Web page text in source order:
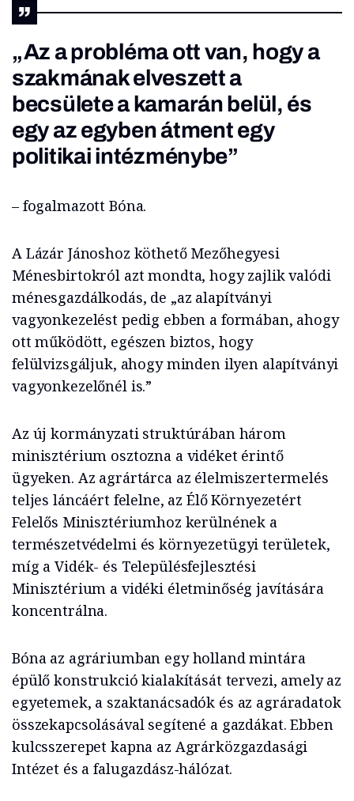
„Az a probléma ott van, hogy a
szakmának elveszett a
becsülete a kamarán belül, és
egy az egyben átment egy
politikai intézménybe”
– fogalmazott Bóna.
A Lázár Jánoshoz köthető Mezőhegyesi
Ménesbirtokról azt mondta, hogy zajlik valódi
ménesgazdálkodás, de „az alapítványi
vagyonkezelést pedig ebben a formában, ahogy
ott működött, egészen biztos, hogy
felülvizsgáljuk, ahogy minden ilyen alapítványi
vagyonkezelőnél is.”
Az új kormányzati struktúrában három
minisztérium osztozna a vidéket érintő
ügyeken. Az agrártárca az élelmiszertermelés
teljes láncáért felelne, az Élő Környezetért
Felelős Minisztériumhoz kerülnének a
természetvédelmi és környezetügyi területek,
míg a Vidék- és Településfejlesztési
Minisztérium a vidéki életminőség javítására
koncentrálna.
Bóna az agráriumban egy holland mintára
épülő konstrukció kialakítását tervezi, amely az
egyetemek, a szaktanácsadók és az agráradatok
összekapcsolásával segítené a gazdákat. Ebben
kulcsszerepet kapna az Agrárközgazdasági
Intézet és a falugazdász-hálózat.